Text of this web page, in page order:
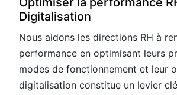
Digitalisation
Nous aidons les directions RH à
performance en optimisant leurs
modes de fonctionnement et leur
digitalisation constitue un levier